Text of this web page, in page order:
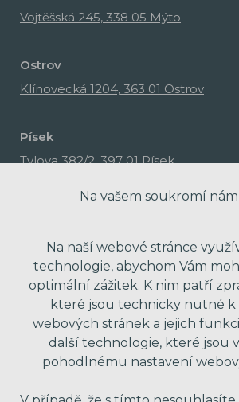
Vojtěšská 245, 338 05 Mýto
Ostrov
Klínovecká 1204, 363 01 Ostrov
Písek
Tylova 382/2, 397 01 Písek
Na vašem soukromí
Na naší webové stránce
technologie, abychom Vám
optimální zážitek. K nim patří
které jsou technicky nutné k
webových stránek a jejich
další technologie, které jsou
pohodlnému nastavení